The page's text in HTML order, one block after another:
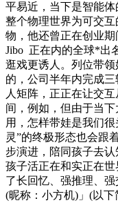
平易近，当下是智能
整个物理世界为可交
物，他还曾正在创业期
Jibo 正在内的全球*出
逛戏更诱人。列位带
的，公司半年内完成
人矩阵，正正在让交
间，例如，但由于当
用，怎样带娃是我们
灵”的终极形态也会跟
步演进，陪同孩子去
孩子活正在和实正在
了长回忆、强推理、
(昵称：小方机)」(以